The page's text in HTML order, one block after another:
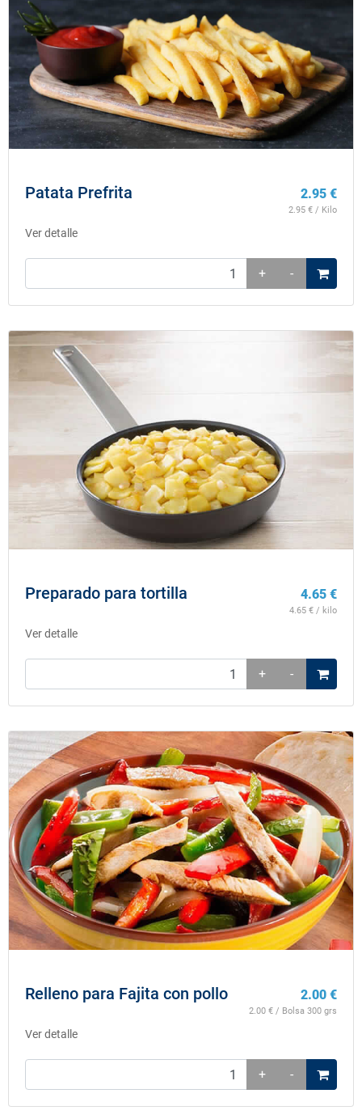
Patata Prefrita 2.95 €
2.95 € / Kilo
Ver detalle
+ -
Preparado para tortilla 4.65 €
4.65 € / kilo
Ver detalle
+ -
Relleno para Fajita con pollo 2.00 €
2.00 € / Bolsa 300 grs
Ver detalle
+ -